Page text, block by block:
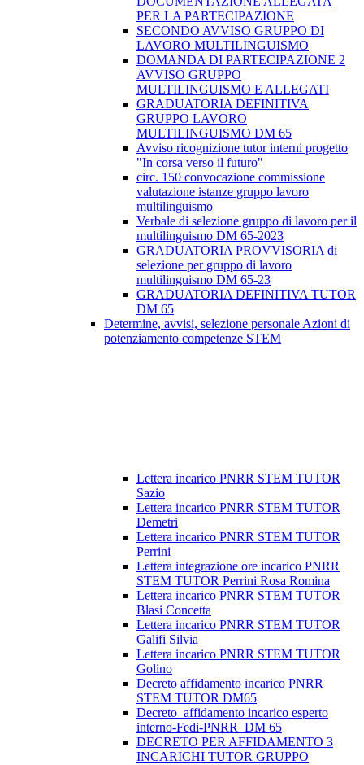
PER LA PARTECIPAZIONE
SECONDO AVVISO GRUPPO DI
LAVORO MULTILINGUISMO
DOMANDA DI PARTECIPAZIONE 2
AVVISO GRUPPO
MULTILINGUISMO E ALLEGATI
GRADUATORIA DEFINITIVA
GRUPPO LAVORO
MULTILINGUISMO DM 65
Avviso ricognizione tutor interni progetto
"In corsa verso il futuro"
circ. 150 convocazione commissione
valutazione istanze gruppo lavoro
multilinguismo
Verbale di selezione gruppo di lavoro per il
multilinguismo DM 65-2023
GRADUATORIA PROVVISORIA di
selezione per gruppo di lavoro
multilinguismo DM 65-23
GRADUATORIA DEFINITIVA TUTOR
DM 65
Determine, avvisi, selezione personale Azioni di
potenziamento competenze STEM
Lettera incarico PNRR STEM TUTOR
Sazio
Lettera incarico PNRR STEM TUTOR
Demetri
Lettera incarico PNRR STEM TUTOR
Perrini
Lettera integrazione ore incarico PNRR
STEM TUTOR Perrini Rosa Romina
Lettera incarico PNRR STEM TUTOR
Blasi Concetta
Lettera incarico PNRR STEM TUTOR
Galifi Silvia
Lettera incarico PNRR STEM TUTOR
Golino
Decreto affidamento incarico PNRR
STEM TUTOR DM65
Decreto_affidamento incarico esperto
interno-Fedi-PNRR_DM 65
DECRETO PER AFFIDAMENTO 3
INCARICHI TUTOR GRUPPO